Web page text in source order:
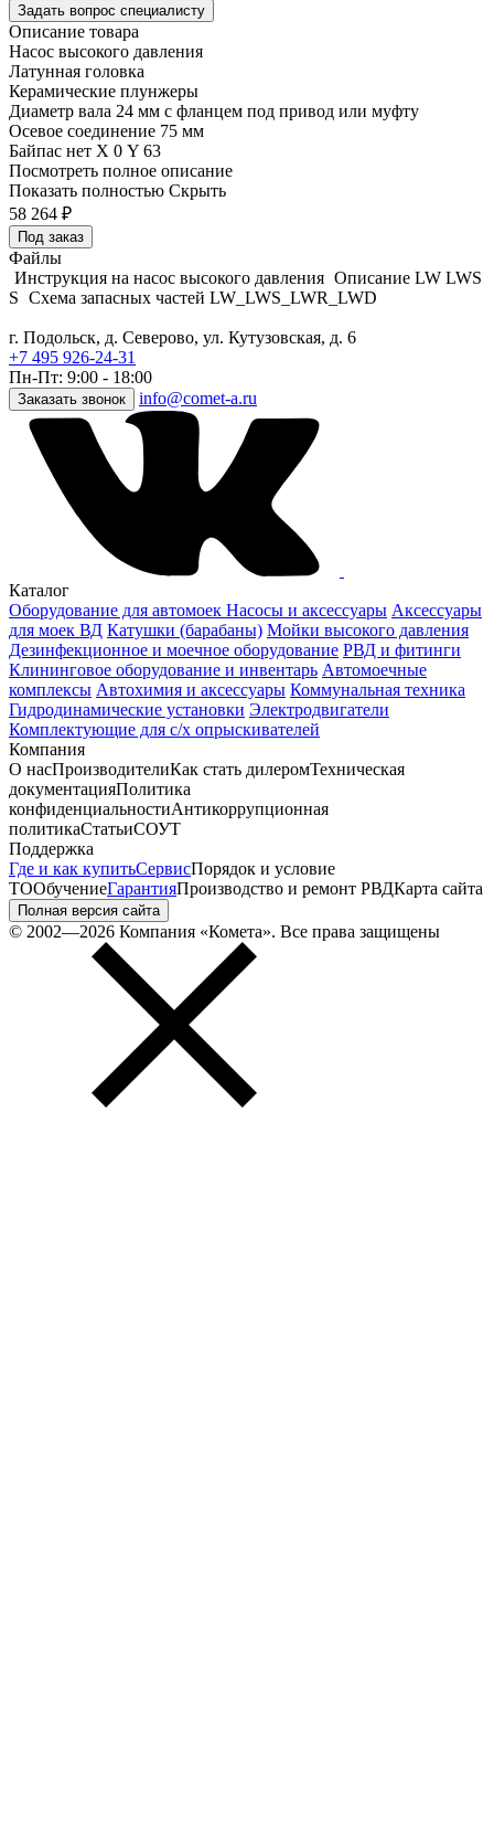
Задать вопрос специалисту
Описание товара
Насос высокого давления
Латунная головка
Керамические плунжеры
Диаметр вала 24 мм с фланцем под привод или муфту
Осевое соединение 75 мм
Байпас нет Х 0 Y 63
Посмотреть полное описание
Показать полностью Скрыть
58 264 ₽
Под заказ
Файлы
Инструкция на насос высокого давления Описание LW LWS
S Схема запасных частей LW_LWS_LWR_LWD
г. Подольск, д. Северово, ул. Кутузовская, д. 6
+7 495 926-24-31
Пн-Пт: 9:00 - 18:00
Заказать звонок info@comet-a.ru
Каталог
Оборудование для автомоек Насосы и аксессуары Аксессуары
для моек ВД Катушки (барабаны) Мойки высокого давления
Дезинфекционное и моечное оборудование РВД и фитинги
Клининговое оборудование и инвентарь Автомоечные
комплексы Автохимия и аксессуары Коммунальная техника
Гидродинамические установки Электродвигатели
Комплектующие для с/х опрыскивателей
Компания
О насПроизводителиКак стать дилеромТехническая
документацияПолитика
конфиденциальностиАнтикоррупционная
политикаСтатьиСОУТ
Поддержка
Где и как купитьСервисПорядок и условие
ТООбучениеГарантияПроизводство и ремонт РВДКарта сайта
Полная версия сайта
© 2002—2026 Компания «Комета». Все права защищены